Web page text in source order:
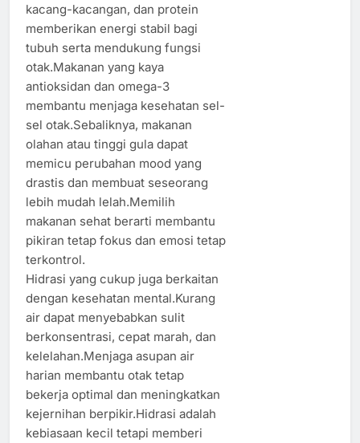
kacang-kacangan, dan protein
memberikan energi stabil bagi
tubuh serta mendukung fungsi
otak.Makanan yang kaya
antioksidan dan omega-3
membantu menjaga kesehatan sel-
sel otak.Sebaliknya, makanan
olahan atau tinggi gula dapat
memicu perubahan mood yang
drastis dan membuat seseorang
lebih mudah lelah.Memilih
makanan sehat berarti membantu
pikiran tetap fokus dan emosi tetap
terkontrol.
Hidrasi yang cukup juga berkaitan
dengan kesehatan mental.Kurang
air dapat menyebabkan sulit
berkonsentrasi, cepat marah, dan
kelelahan.Menjaga asupan air
harian membantu otak tetap
bekerja optimal dan meningkatkan
kejernihan berpikir.Hidrasi adalah
kebiasaan kecil tetapi memberi